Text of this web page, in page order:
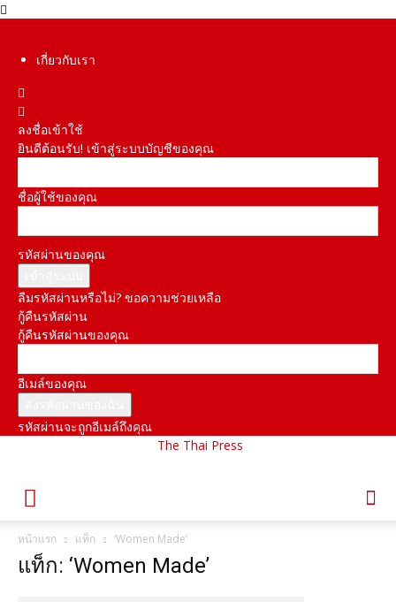
เกี่ยวกับเรา
ลงชื่อเข้าใช้
ยินดีต้อนรับ! เข้าสู่ระบบบัญชีของคุณ
ชื่อผู้ใช้ของคุณ
รหัสผ่านของคุณ
ลืมรหัสผ่านหรือไม่? ขอความช่วยเหลือ
กู้คืนรหัสผ่าน
กู้คืนรหัสผ่านของคุณ
อีเมล์ของคุณ
รหัสผ่านจะถูกอีเมล์ถึงคุณ
The Thai Press
หน้าแรก แท็ก ‘Women Made’
แท็ก: ‘Women Made’